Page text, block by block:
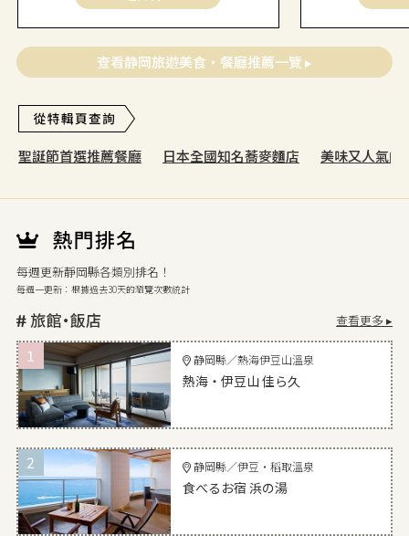
查看静岡旅遊美食・餐廳推薦一覽 ▸
聖誕節首選推薦餐廳 日本全國知名蕎麥麵店 美味又人氣的
每週更新靜岡縣各類別排名！
每週一更新：根據過去30天的瀏覽次數統計
查看更多 ▸
1 静岡縣／熱海伊豆山溫泉
熱海・伊豆山 佳ら久
2 静岡縣／伊豆・稻取溫泉
食べるお宿 浜の湯